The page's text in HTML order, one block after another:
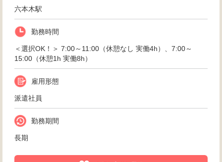
六本木駅
勤務時間
＜選択OK！＞ 7:00～11:00（休憩なし 実働4h）、7:00～
15:00（休憩1h 実働8h）
雇用形態
派遣社員
勤務期間
長期